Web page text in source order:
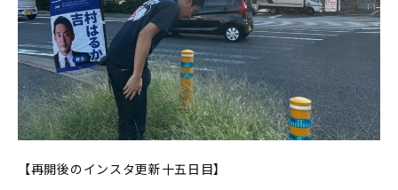
【再開後のインスタ更新十五日目】